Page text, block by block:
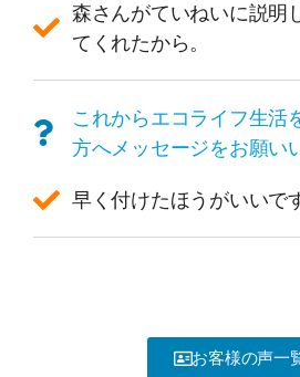
森さんがていねいに説明
てくれたから。
これからエコライフ生活
方へメッセージをお願い
早く付けたほうがいいで
お客様の声一